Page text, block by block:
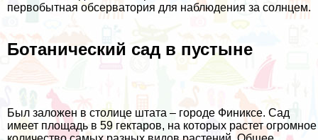
первобытная обсерватория для наблюдения за солнцем.
Ботанический сад в пустыне
Был заложен в столице штата – городе Финиксе. Сад
имеет площадь в 59 гектаров, на которых растет огромное